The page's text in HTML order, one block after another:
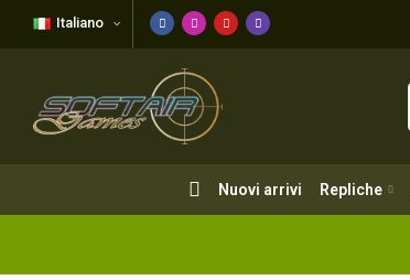
Italiano
Nuovi arrivi Repliche
Nuovi arrivi